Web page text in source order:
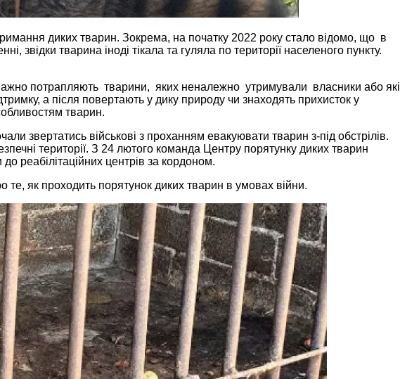
диких тварин. Зокрема, на початку 2022 року стало відомо, що в
звідки тварина іноді тікала та гуляла по території населеного пункту.
потрапляють тварини, яких неналежно утримували власники або які
а після повертають у дику природу чи знаходять прихисток у
тварин.
звертатись військові з проханням евакуювати тварин з-під обстрілів.
території. З 24 лютого команда Центру порятунку диких тварин
реабілітаційних центрів за кордоном.
як проходить порятунок диких тварин в умовах війни.